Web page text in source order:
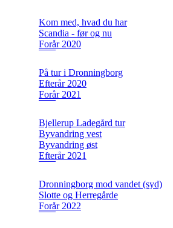
Kom med, hvad du har
Scandia - før og nu
Forår 2020
På tur i Dronningborg
Efterår 2020
Forår 2021
Bjellerup Ladegård tur
Byvandring vest
Byvandring øst
Efterår 2021
Dronningborg mod vandet (syd)
Slotte og Herregårde
Forår 2022